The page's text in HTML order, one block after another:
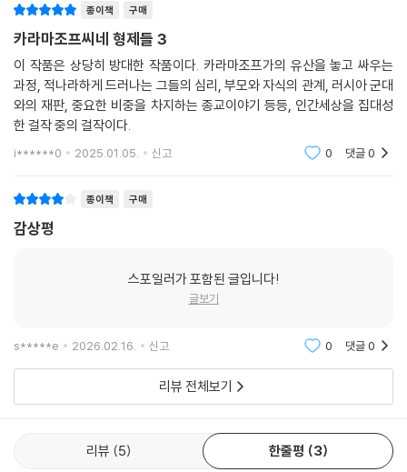
종이책 구매
카라마조프씨네 형제들 3
이 작품은 상당히 방대한 작품이다. 카라마조프가의 유산을 놓고 싸우는
과정, 적나라하게 드러나는 그들의 심리, 부모와 자식의 관계, 러시아 군대
와의 재판, 중요한 비중을 차지하는 종교이야기 등등, 인간세상을 집대성
한 걸작 중의 걸작이다.
i******0 2025.01.05. 신고 0 댓글0
종이책 구매
감상평
스포일러가 포함된 글입니다!
글보기
s*****e 2026.02.16. 신고 0 댓글0
리뷰 전체보기
리뷰 5 한줄평 3